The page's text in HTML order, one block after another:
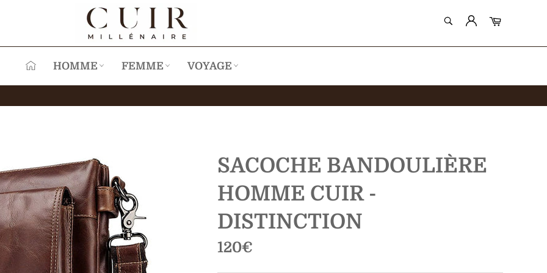
RECHERCHE
Panier
HOMME FEMME VOYAGE
SACOCHE BANDOULIÈRE
HOMME CUIR -
DISTINCTION
Prix
régulier
120€